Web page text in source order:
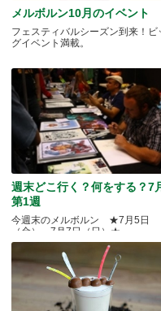
メルボルン10月のイベント
フェスティバルシーズン到来！ビ
グイベント満載。
週末どこ行く？何をする？7
第1週
今週末のメルボルン ★7月5日
（金）～7月7日（日）★